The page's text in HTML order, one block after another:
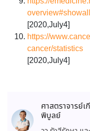
overview#showall
[2020,July4]
https://
cancer/statistics
[2020,July4]
ศาสตราจารย์
พิบูลย์